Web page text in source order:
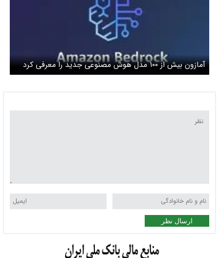
آمازون بیش از ۱۰۰ مدل هوش مصنوعی جدید را معرفی کرد
ارسال نظر